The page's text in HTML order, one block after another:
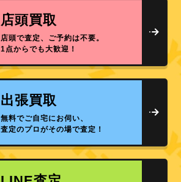
店頭買取
店頭で査定、ご予約は不要。
1点からでも大歓迎！
出張買取
無料でご自宅にお伺い、
査定のプロがその場で査定！